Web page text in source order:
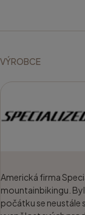
VÝROBCE
Americká firma
mountainbikingu.
počátku se neustále